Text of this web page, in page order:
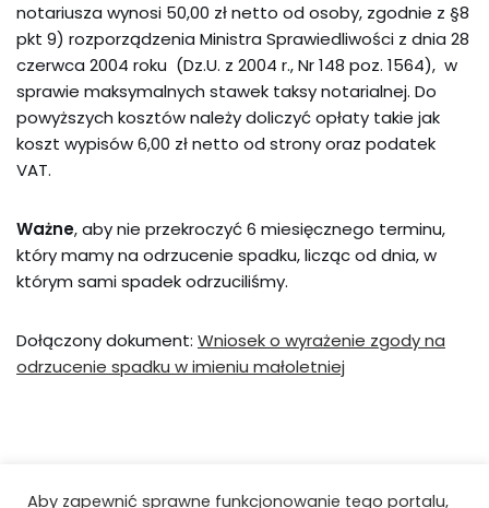
notariusza wynosi 50,00 zł netto od osoby, zgodnie z §8
pkt 9) rozporządzenia Ministra Sprawiedliwości z dnia 28
czerwca 2004 roku (Dz.U. z 2004 r., Nr 148 poz. 1564), w
sprawie maksymalnych stawek taksy notarialnej. Do
powyższych kosztów należy doliczyć opłaty takie jak
koszt wypisów 6,00 zł netto od strony oraz podatek
VAT.
Ważne, aby nie przekroczyć 6 miesięcznego terminu,
który mamy na odrzucenie spadku, licząc od dnia, w
którym sami spadek odrzuciliśmy.
Dołączony dokument: Wniosek o wyrażenie zgody na
odrzucenie spadku w imieniu małoletniej
Aby zapewnić sprawne funkcjonowanie tego portalu,